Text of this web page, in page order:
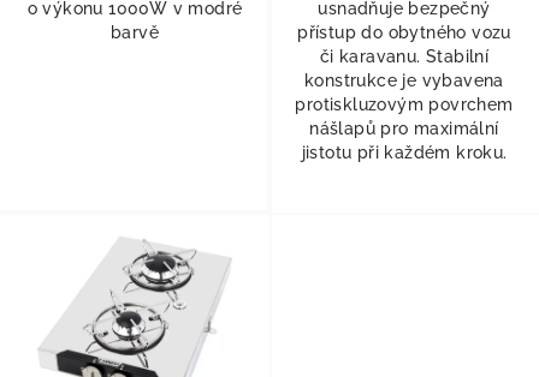
o výkonu 1000W v modré
barvě
usnadňuje bezpečný
přístup do obytného vozu
či karavanu. Stabilní
konstrukce je vybavena
protiskluzovým povrchem
nášlapů pro maximální
jistotu při každém kroku.